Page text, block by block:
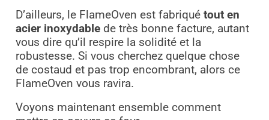
D’ailleurs, le FlameOven est fabriqué tout en
acier inoxydablede très bonne facture, autant
vous dire qu’il respire la solidité et la
robustesse. Si vous cherchez quelque chose
de costaud et pas trop encombrant, alors ce
FlameOven vous ravira.
Voyons maintenant ensemble comment